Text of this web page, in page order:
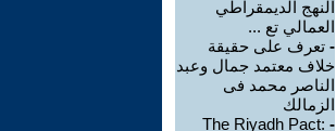
النهج الديمقراطي
العمالي تع ...
- تعرف على حقيقة
خلاف معتمد جمال وعبد
الناصر محمد فى
الزمالك
-
The Riyadh Pact: